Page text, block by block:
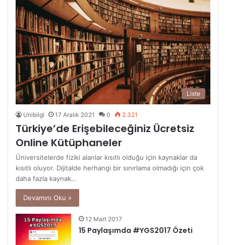
Liste
Unibilgi 17 Aralık 2021 0 2.321
Türkiye’de Erişebileceğiniz Ücretsiz
Online Kütüphaneler
Üniversitelerde fiziki alanlar kısıtlı olduğu için kaynaklar da
kısıtlı oluyor. Dijitalde herhangi bir sınırlama olmadığı için çok
daha fazla kaynak…
Devamını Oku »
12 Mart 2017
15 Paylaşımda #YGS2017 Özeti